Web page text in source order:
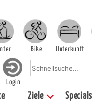
Bike Unterkunft
Login
Ziele Specials